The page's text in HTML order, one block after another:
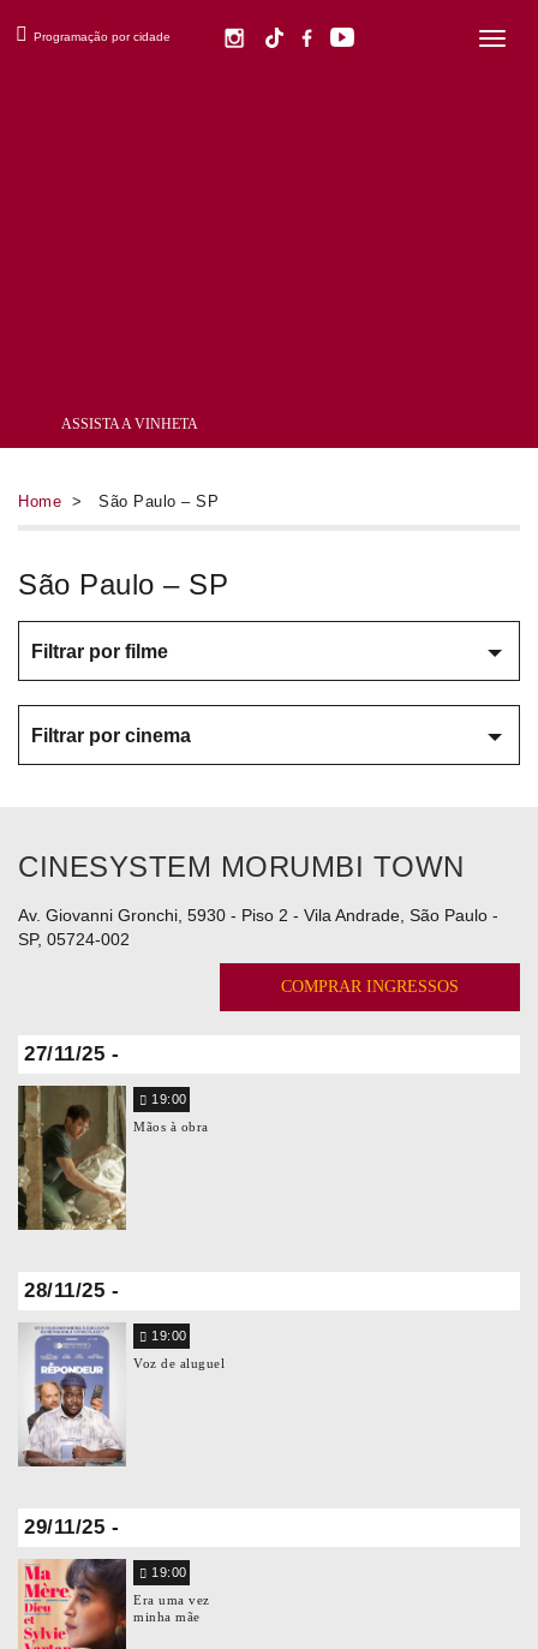
Programação por cidade
ASSISTA A VINHETA
Home > São Paulo – SP
São Paulo – SP
Filtrar por filme
Filtrar por cinema
CINESYSTEM MORUMBI TOWN
Av. Giovanni Gronchi, 5930 - Piso 2 - Vila Andrade, São Paulo -
SP, 05724-002
COMPRAR INGRESSOS
27/11/25 -
19:00
Mãos à obra
28/11/25 -
19:00
Voz de aluguel
29/11/25 -
19:00
Era uma vez
minha mãe